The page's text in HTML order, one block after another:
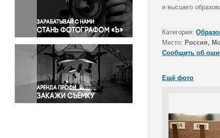
Правосудие
Происшествия и конфликты
Религия
Светская жизнь
Спорт
Экология
Экономика и бизнес
и высшего
Категория:
Место: Россия,
Сообщить об
Ещё фото